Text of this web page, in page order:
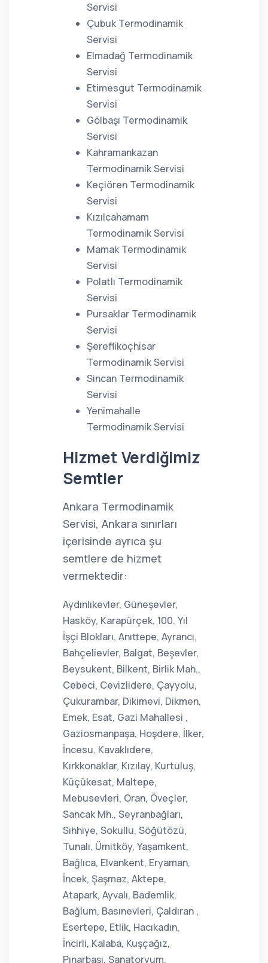
Servisi
Çubuk Termodinamik
Servisi
Elmadağ Termodinamik
Servisi
Etimesgut Termodinamik
Servisi
Gölbaşı Termodinamik
Servisi
Kahramankazan
Termodinamik Servisi
Keçiören Termodinamik
Servisi
Kızılcahamam
Termodinamik Servisi
Mamak Termodinamik
Servisi
Polatlı Termodinamik
Servisi
Pursaklar Termodinamik
Servisi
Şereflikoçhisar
Termodinamik Servisi
Sincan Termodinamik
Servisi
Yenimahalle
Termodinamik Servisi
Hizmet Verdiğimiz
Semtler
Ankara Termodinamik
Servisi, Ankara sınırları
içerisinde ayrıca şu
semtlere de hizmet
vermektedir:
Aydınlıkevler, Güneşevler,
Hasköy, Karapürçek, 100. Yıl
İşçi Blokları, Anıttepe, Ayrancı,
Bahçelievler, Balgat, Beşevler,
Beysukent, Bilkent, Birlik Mah.,
Cebeci, Cevizlidere, Çayyolu,
Çukurambar, Dikimevi, Dikmen,
Emek, Esat, Gazi Mahallesi ,
Gaziosmanpaşa, Hoşdere, İlker,
İncesu, Kavaklıdere,
Kırkkonaklar, Kızılay, Kurtuluş,
Küçükesat, Maltepe,
Mebusevleri, Oran, Öveçler,
Sancak Mh., Seyranbağları,
Sıhhiye, Sokullu, Söğütözü,
Tunalı, Ümitköy, Yaşamkent,
Bağlıca, Elvankent, Eryaman,
İncek, Şaşmaz, Aktepe,
Atapark, Ayvalı, Bademlik,
Bağlum, Basınevleri, Çaldıran ,
Esertepe, Etlik, Hacıkadın,
İncirli, Kalaba, Kuşçağız,
Pınarbaşı, Sanatoryum,